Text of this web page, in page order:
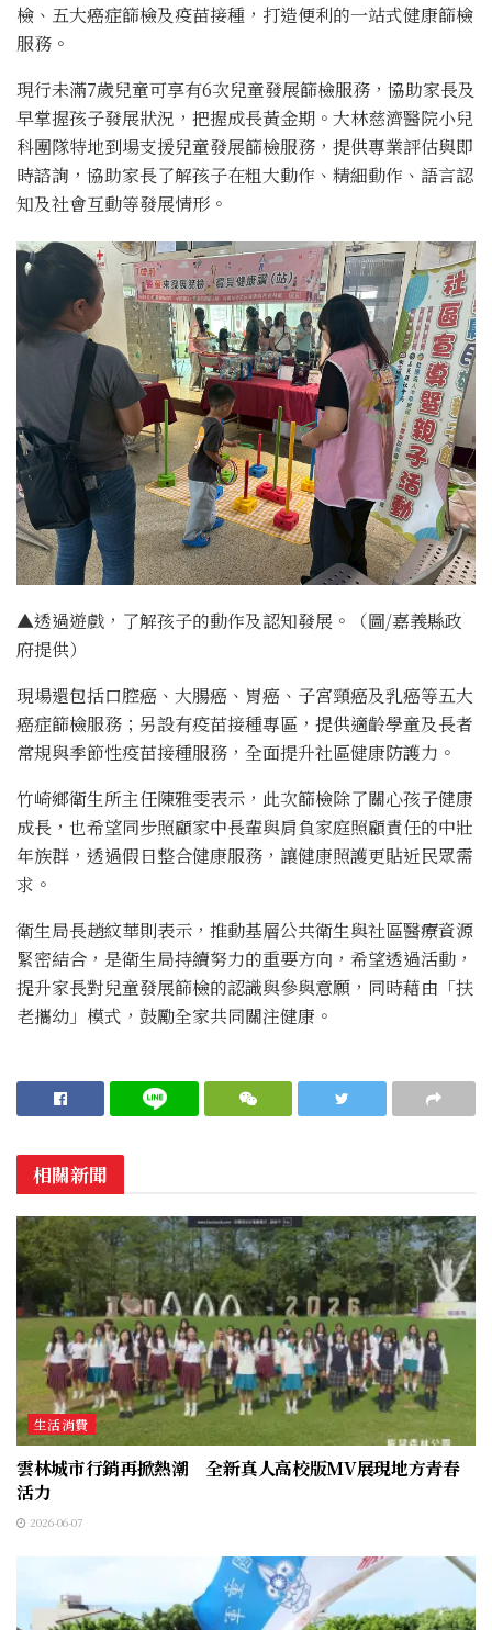
檢、五大癌症篩檢及疫苗接種，打造便利的一站式健康篩檢
服務。
現行未滿7歲兒童可享有6次兒童發展篩檢服務，協助家長及
早掌握孩子發展狀況，把握成長黃金期。大林慈濟醫院小兒
科團隊特地到場支援兒童發展篩檢服務，提供專業評估與即
時諮詢，協助家長了解孩子在粗大動作、精細動作、語言認
知及社會互動等發展情形。
▲透過遊戲，了解孩子的動作及認知發展。（圖/嘉義縣政
府提供）
現場還包括口腔癌、大腸癌、胃癌、子宮頸癌及乳癌等五大
癌症篩檢服務；另設有疫苗接種專區，提供適齡學童及長者
常規與季節性疫苗接種服務，全面提升社區健康防護力。
竹崎鄉衛生所主任陳雅雯表示，此次篩檢除了關心孩子健康
成長，也希望同步照顧家中長輩與肩負家庭照顧責任的中壯
年族群，透過假日整合健康服務，讓健康照護更貼近民眾需
求。
衛生局長趙紋華則表示，推動基層公共衛生與社區醫療資源
緊密結合，是衛生局持續努力的重要方向，希望透過活動，
提升家長對兒童發展篩檢的認識與參與意願，同時藉由「扶
老攜幼」模式，鼓勵全家共同關注健康。
相關新聞
生活消費
雲林城市行銷再掀熱潮 全新真人高校版MV展現地方青春
活力
2026-06-07